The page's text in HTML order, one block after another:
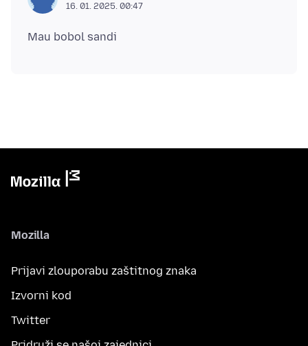
16. 01. 2025. 00:47
Mozilla
Prijavi zlouporabu zaštitnog znaka
Izvorni kod
Twitter